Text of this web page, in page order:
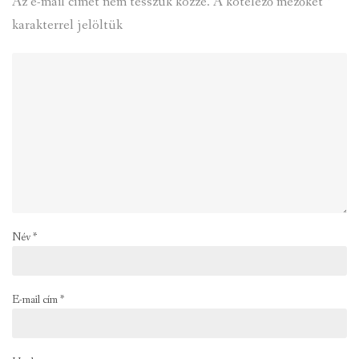
karakterrel jelöltük
Név*
E-mail cím*